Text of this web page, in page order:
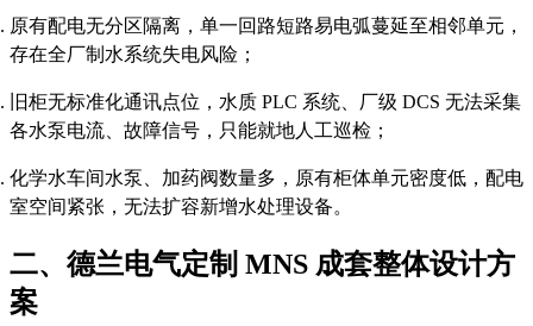
原有配电无分区隔离，单一回路短路易电弧蔓延至相邻单元，
存在全厂制水系统失电风险；
旧柜无标准化通讯点位，水质 PLC 系统、厂级 DCS 无法采集
各水泵电流、故障信号，只能就地人工巡检；
化学水车间水泵、加药阀数量多，原有柜体单元密度低，配电
室空间紧张，无法扩容新增水处理设备。
二、德兰电气定制 MNS 成套整体设计方
案